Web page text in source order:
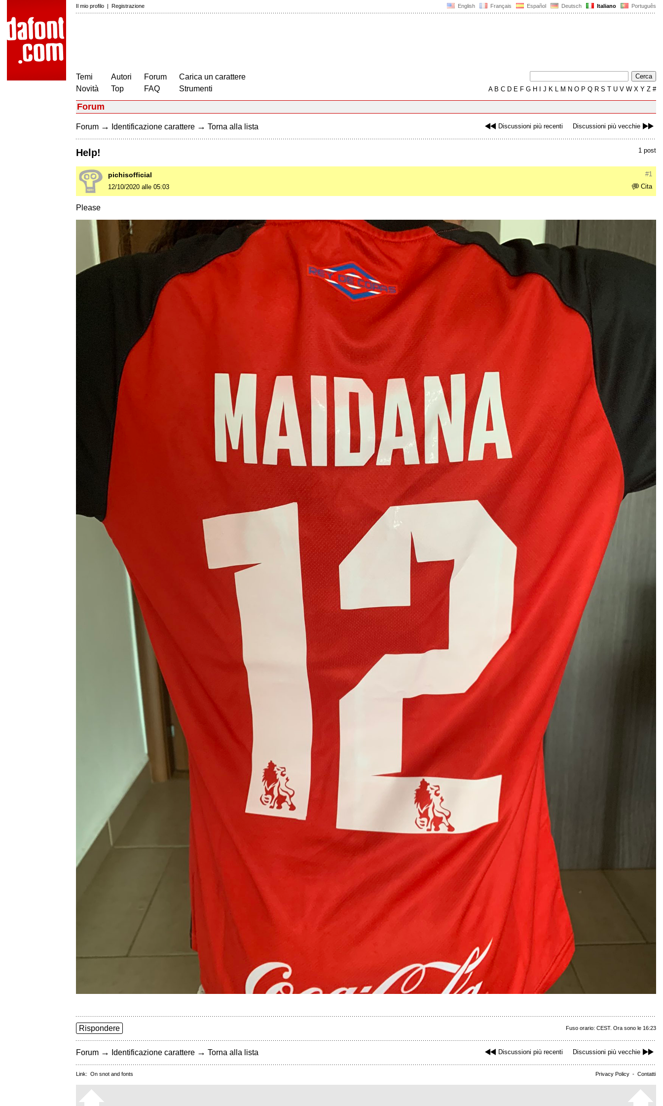
English Français Español Deutsch Italiano Português
Il mio profilo | Registrazione
Temi
Novità
Autori
Top
Forum
FAQ
Carica un carattere
Strumenti
AB C D E F G H J K L M N O P Q R S T U V W X Y Z #
Forum
Discussioni più recenti Discussioni più vecchie
Forum → Identificazione carattere → Torna alla lista
1 post
Help!
#1
pichisofficial
Cita
12/10/2020 alle 05:03
Please
Fuso orario: CEST. Ora sono le 16:23
Rispondere
Discussioni più recenti Discussioni più vecchie
Forum → Identificazione carattere → Torna alla lista
Privacy Policy - Contatti
Link: On snot and fonts